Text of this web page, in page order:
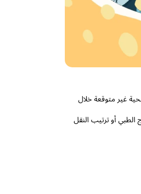
غير متوقعة خلال
أو ترتيب النقل